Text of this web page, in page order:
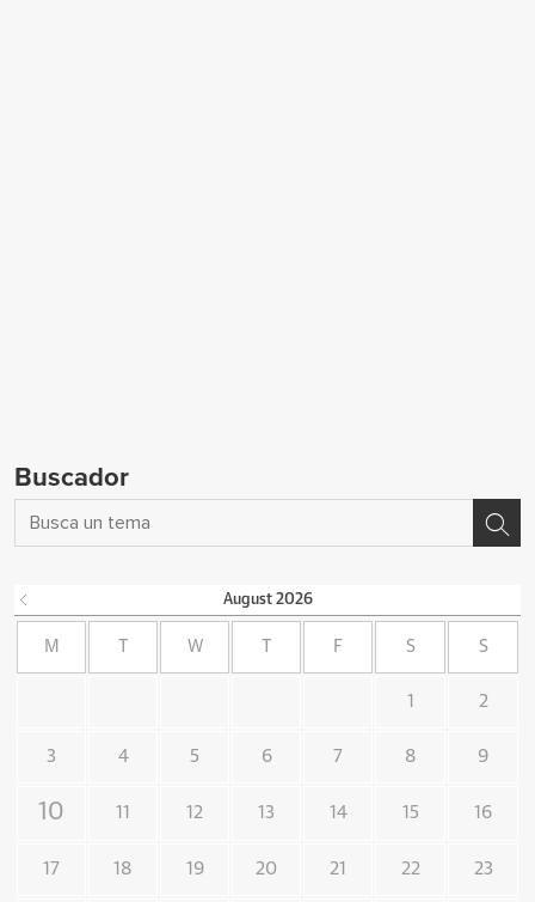
Buscador
August 2026
M W F S S
1 2
3 4 5 6 7 8 9
10 11 12 13 14 15 16
17 18 19 20 21 22 23